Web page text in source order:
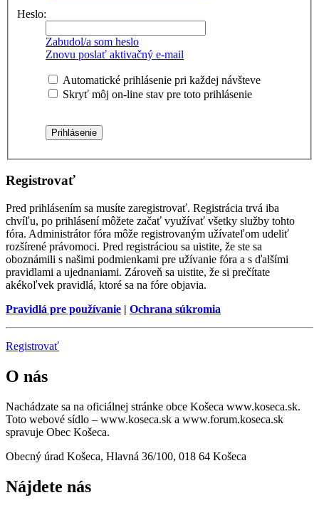
Heslo:
Zabudol/a som heslo
Znovu poslať aktivačný e-mail
Automatické prihlásenie pri každej návšteve
Skryť môj on-line stav pre toto prihlásenie
Registrovať
Pred prihlásením sa musíte zaregistrovať. Registrácia trvá iba
chvíľu, po prihlásení môžete začať využívať všetky služby tohto
fóra. Administrátor fóra môže registrovaným užívateľom udeliť
rozšírené právomoci. Pred registráciou sa uistite, že ste sa
oboznámili s našimi podmienkami pre užívanie fóra a s ďalšími
pravidlami a ujednaniami. Zároveň sa uistite, že si prečítate
akékoľvek pravidlá, ktoré sa na fóre objavia.
Pravidlá pre používanie | Ochrana súkromia
Registrovať
O nás
Nachádzate sa na oficiálnej stránke obce Košeca www.koseca.sk.
Toto webové sídlo – www.koseca.sk a www.forum.koseca.sk
spravuje Obec Košeca.
Obecný úrad Košeca, Hlavná 36/100, 018 64 Košeca
Nájdete nás